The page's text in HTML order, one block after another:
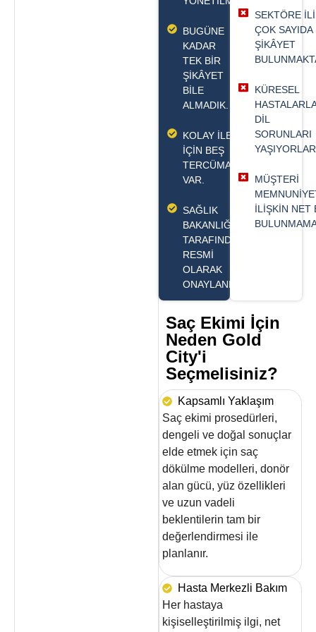
BUGÜNE
KADAR
TEK BIR
ŞIKÂYET
BILE
ALMADIK.
KOLAY ILETIŞIM
IÇIN BEŞ
TERCÜMANIMIZ
VAR.
SAĞLIK
BAKANLIĞI
TARAFINDAN
RESMI
OLARAK
ONAYLANDIK.
SEKTÖRE
ÇOK SAYIDA
ŞIKÂYET
KÜRESEL
HASTALARLA
DIL
SORUNLARI
MÜŞTERI
ILIŞKIN NET
Saç Ekimi İçin
Neden Gold
City'i
Seçmelisiniz?
Kapsamlı Yaklaşım
Saç ekimi prosedürleri,
dengeli ve doğal sonuçlar
elde etmek için saç
dökülme modelleri, donör
alan gücü, yüz özellikleri
ve uzun vadeli
beklentilerin tam bir
değerlendirmesi ile
planlanır.
Hasta Merkezli Bakım
Her hastaya
kişiselleştirilmiş ilgi, net